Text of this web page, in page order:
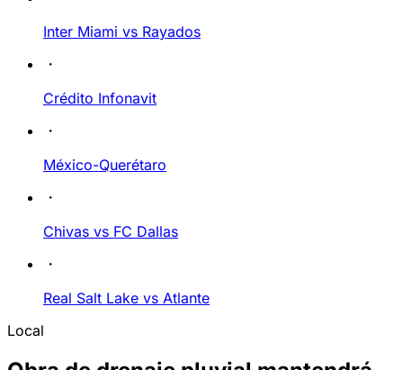
Inter Miami vs Rayados
Crédito Infonavit
México-Querétaro
Chivas vs FC Dallas
Real Salt Lake vs Atlante
Local